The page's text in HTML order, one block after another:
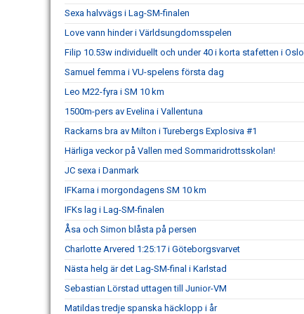
Sexa halvvägs i Lag-SM-finalen
Love vann hinder i Världsungdomsspelen
Filip 10.53w individuellt och under 40 i korta stafetten i Oslo
Samuel femma i VU-spelens första dag
Leo M22-fyra i SM 10 km
1500m-pers av Evelina i Vallentuna
Rackarns bra av Milton i Turebergs Explosiva #1
Härliga veckor på Vallen med Sommaridrottsskolan!
JC sexa i Danmark
IFKarna i morgondagens SM 10 km
IFKs lag i Lag-SM-finalen
Åsa och Simon blåsta på persen
Charlotte Arvered 1:25:17 i Göteborgsvarvet
Nästa helg är det Lag-SM-final i Karlstad
Sebastian Lörstad uttagen till Junior-VM
Matildas tredje spanska häcklopp i år